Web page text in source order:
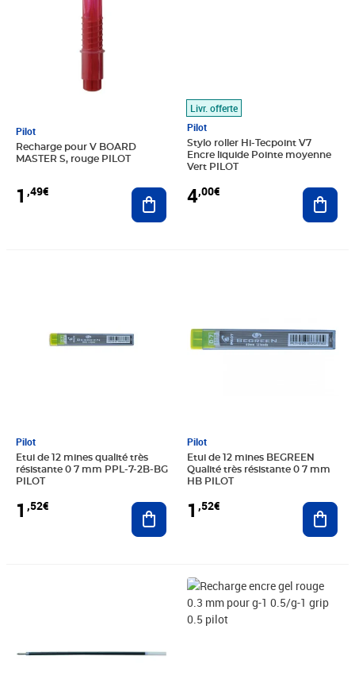
Pilot
Recharge pour V BOARD
MASTER S, rouge PILOT
1 ,49€ Ajouter au panier
Livr. offerte
Pilot
Stylo roller Hi-Tecpoint V7
Encre liquide Pointe moyenne
Vert PILOT
4,00€
Pilot
Etui de 12 mines qualité très
résistante 0 7 mm PPL-7-2B-BG
PILOT
1 ,52€ Ajouter au panier
Pilot
Etui de 12 mines BEGREEN
Qualité très résistante 0 7 mm
HB PILOT
1 ,52€
Prix 1,55€